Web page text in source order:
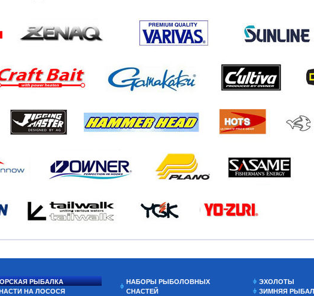
РЫБАЛКА
НА ЛОСОСЯ
НАБОРЫ РЫБОЛОВНЫХ
СНАСТЕЙ
ЭХОЛОТЫ
ЗИМНЯЯ